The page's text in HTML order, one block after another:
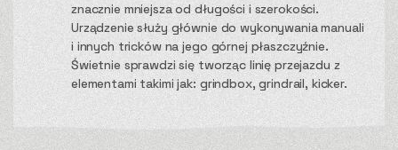
znacznie mniejsza od długości i szerokości.
Urządzenie służy głównie do wykonywania manuali
i innych tricków na jego górnej płaszczyźnie.
Świetnie sprawdzi się tworząc linię przejazdu z
elementami takimi jak: grindbox, grindrail, kicker.